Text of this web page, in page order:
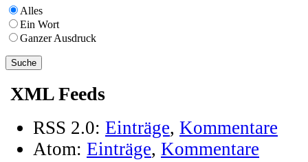
Alles
Ein Wort
Ganzer Ausdruck
XML Feeds
RSS 2.0: Einträge, Kommentare
Atom: Einträge, Kommentare